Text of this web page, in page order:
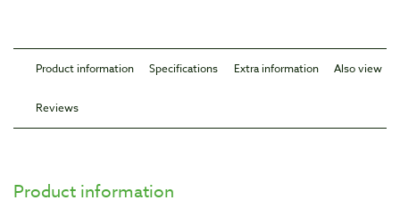
Product information Specifications Extra information Also view
Reviews
Product information